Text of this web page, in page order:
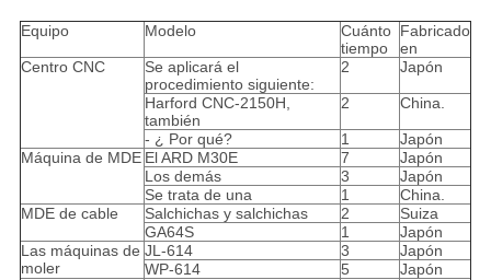
Equipo Modelo
Cuánto
tiempo
Fabricado
en
Centro CNC
Se aplicará el
procedimiento siguiente:
2 Japón
Harford CNC-2150H,
también
2 China.
- ¿ Por qué? 1
Japón
Máquina de MDE El ARD M30E 7
Japón
Los demás
3
Japón
Se trata de una
1
China.
MDE de cable
Salchichas y salchichas 2
Suiza
GA64S
1
Japón
Las máquinas de
moler
JL-614 3
Japón
WP-614
5
Japón